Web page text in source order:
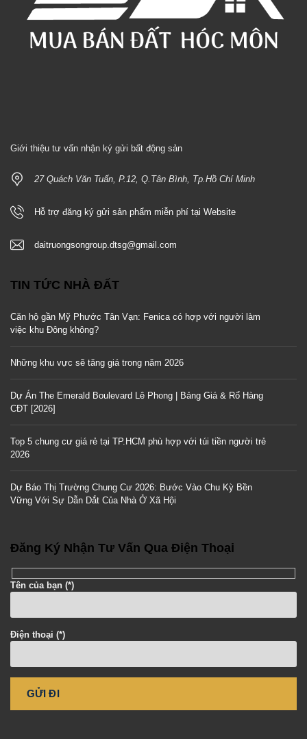
Giới thiệu tư vấn nhận ký gửi bất động sản
27 Quách Văn Tuấn, P.12, Q.Tân Bình, Tp.Hồ Chí Minh
Hỗ trợ đăng ký gửi sản phẩm miễn phí tại Website
daitruongsongroup.dtsg@gmail.com
TIN TỨC NHÀ ĐẤT
Căn hộ gần Mỹ Phước Tân Vạn: Fenica có hợp với người làm
việc khu Đông không?
Những khu vực sẽ tăng giá trong năm 2026
Dự Án The Emerald Boulevard Lê Phong | Bảng Giá & Rổ Hàng
CĐT [2026]
Top 5 chung cư giá rẻ tại TP.HCM phù hợp với túi tiền người trẻ
2026
Dự Báo Thị Trường Chung Cư 2026: Bước Vào Chu Kỳ Bền
Vững Với Sự Dẫn Dắt Của Nhà Ở Xã Hội
Đăng Ký Nhận Tư Vấn Qua Điện Thoại
Tên của bạn (*)
Điện thoại (*)